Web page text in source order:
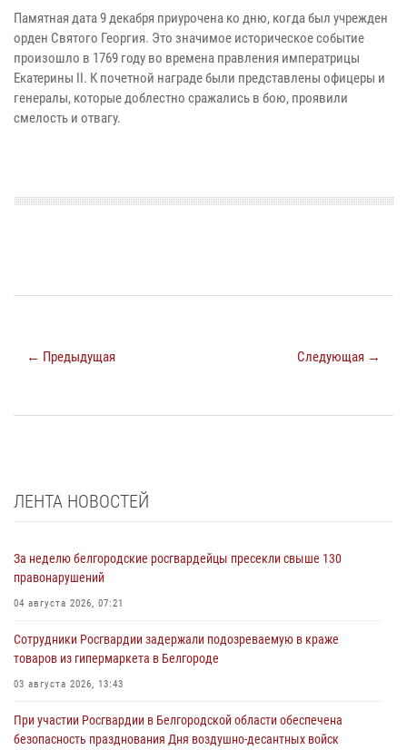
Памятная дата 9 декабря приурочена ко дню, когда был учрежден
орден Святого Георгия. Это значимое историческое событие
произошло в 1769 году во времена правления императрицы
Екатерины II. К почетной награде были представлены офицеры и
генералы, которые доблестно сражались в бою, проявили
смелость и отвагу.
← Предыдущая Следующая →
ЛЕНТА НОВОСТЕЙ
За неделю белгородские росгвардейцы пресекли свыше 130
правонарушений
04 августа 2026, 07:21
Сотрудники Росгвардии задержали подозреваемую в краже
товаров из гипермаркета в Белгороде
03 августа 2026, 13:43
При участии Росгвардии в Белгородской области обеспечена
безопасность празднования Дня воздушно-десантных войск